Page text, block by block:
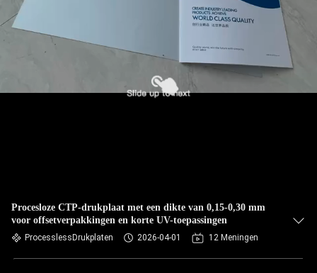
Procesloze CTP-drukplaat met een dikte van 0,15-0,30 mm
voor offsetverpakkingen en korte UV-toepassingen
ProcesslessDrukplaten 2026-04-01 12 Meningen